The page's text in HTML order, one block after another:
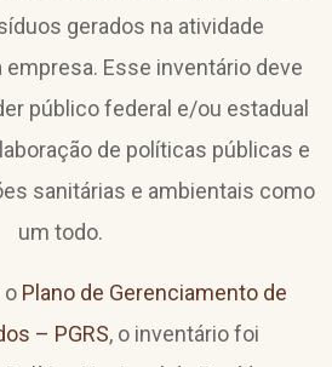
gerados na atividade
Esse inventário deve
público federal e/ou estadual
de políticas públicas e
sanitárias e ambientais como
um todo.
o Plano de Gerenciamento de
– PGRS, o inventário foi